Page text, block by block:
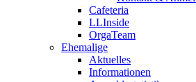
Cafeteria
LLInside
OrgaTeam
Ehemalige
Aktuelles
Informationen